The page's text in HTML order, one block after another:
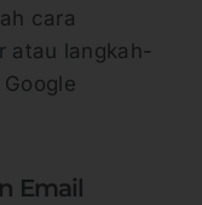
cara
atau langkah-
Email